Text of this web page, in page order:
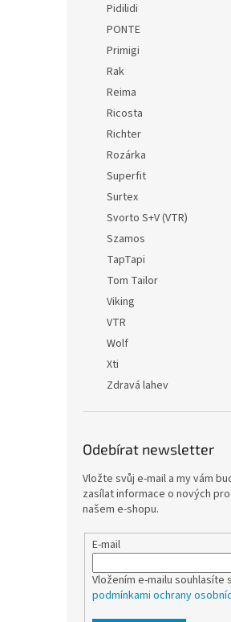
Pidilidi
PONTE
Primigi
Rak
Reima
Ricosta
Richter
Rozárka
Superfit
Surtex
Svorto S+V (VTR)
Szamos
TapTapi
Tom Tailor
Viking
VTR
Wolf
Xti
Zdravá lahev
Odebírat newsletter
Vložte svůj e-mail a my vám
zasílat informace o nových
našem e-shopu.
E-mail
Vložením e-mailu souhlasíte s
podmínkami ochrany